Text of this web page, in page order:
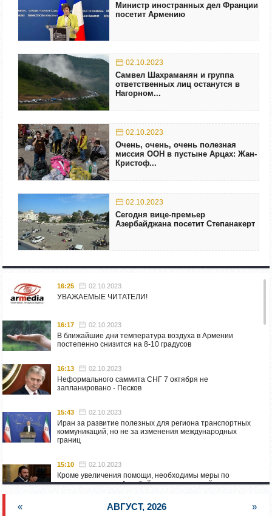
Министр иностранных дел Франции
посетит Армению
02.10.2023
Самвел Шахраманян и группа
ответственных лиц останутся в
Нагорном...
02.10.2023
Очень, очень, очень полезная
миссия ООН в пустыне Арцах: Жан-
Кристоф...
02.10.2023
Сегодня вице-премьер
Азербайджана посетит Степанакерт
16:25 02.10.2023
УВАЖАЕМЫЕ ЧИТАТЕЛИ!
16:17 02.10.2023
В ближайшие дни температура воздуха в Армении
постепенно снизится на 8-10 градусов
16:13 02.10.2023
Неформального саммита СНГ 7 октября не
запланировано - Песков
15:43 02.10.2023
Иран за развитие полезных для региона транспортных
коммуникаций, но не за изменения международных
границ
15:10 02.10.2023
Кроме увеличения помощи, необходимы меры по
пресечению угроз Азербайджана: испанский депутат
« АВГУСТ, 2026 »